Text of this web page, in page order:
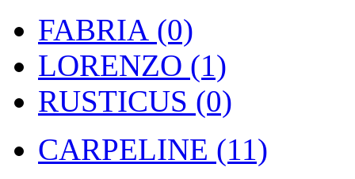
FABRIA (0)
LORENZO (1)
RUSTICUS (0)
CARPELINE (11)